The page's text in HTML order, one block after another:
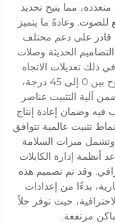
مما يتيح تحديد
وعادةً ما يتميز
قادر على دعم مختلف
الحديثة وصلات
ذلك تعديلات الاتجاه
الأفقي والعمودي، وإمكانية الميل بزاوية تتراوح بين 0 إلى 45 درجة،
ما يتضمن آلية التثبيت عناصر
فيه وضمان إعادة إنتاج
تثبيت عالمية تتوافق
ميزات السلامة
أنظمة إدارة الكابلات
وقد تم تصميم هذه
بدءًا من إعدادات
حيث توفر حلاً
مرتفعة.